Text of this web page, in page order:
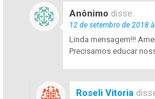
Anônimo disse:
12 de setembro de 2018
Linda mensagem!!! Amei
Precisamos educar
Roseli Vitoria